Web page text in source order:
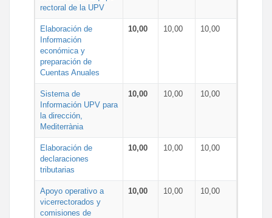
rectoral de la UPV
Elaboración de
Información
económica y
preparación de
Cuentas Anuales
10,00 10,00 10,00
Sistema de
Información UPV para
la dirección,
Mediterrània
10,00 10,00 10,00
Elaboración de
declaraciones
tributarias
10,00 10,00 10,00
Apoyo operativo a
vicerrectorados y
comisiones de
10,00 10,00 10,00